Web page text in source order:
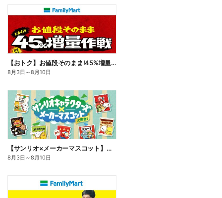
【おトク】お値段そのまま!45%増量作戦!
8月3日 ～8月10日
【サンリオ×メーカーマスコット】オリジナルグッズ貰える!
8月3日 ～8月10日